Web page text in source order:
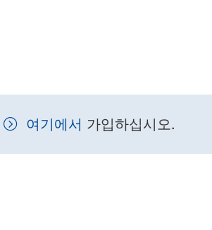
여기에서 가입하십시오.